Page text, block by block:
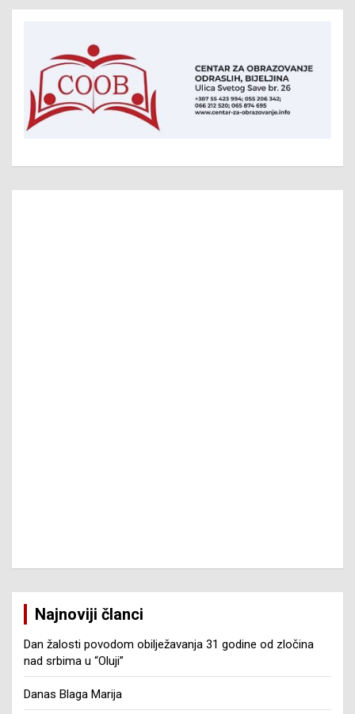
Najnoviji članci
Dan žalosti povodom obilježavanja 31 godine od zločina
nad srbima u “Oluji”
Danas Blaga Marija